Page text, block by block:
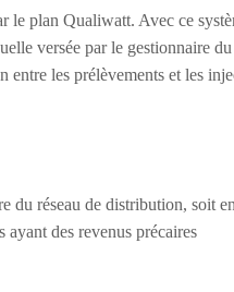
le plan Qualiwatt. Avec ce
versée par le gestionnaire
les prélèvements et les
du réseau de distribution, soit
ayant des revenus précaires